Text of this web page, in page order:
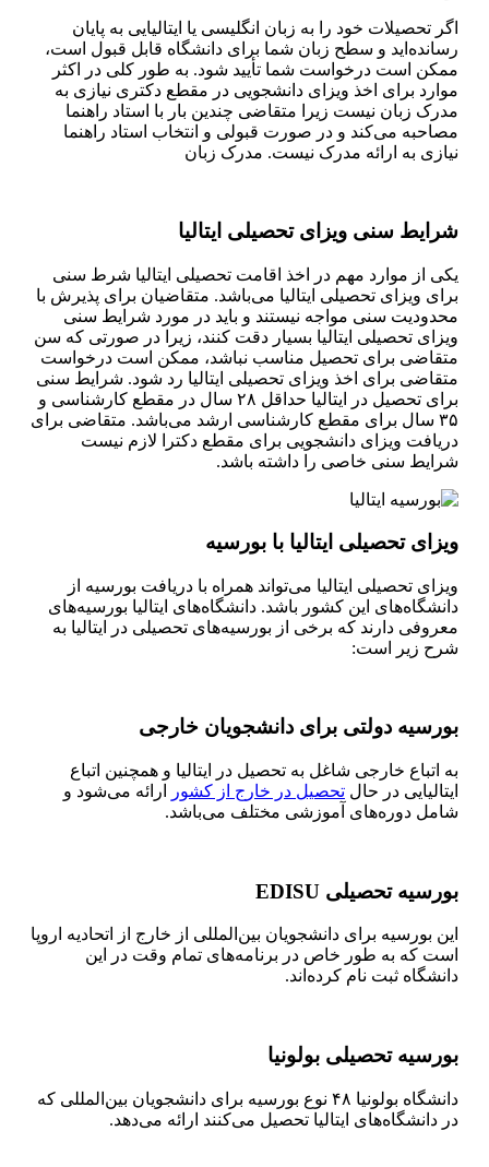
اگر تحصیلات خود را به زبان انگلیسی یا ایتالیایی به پایان
رسانده‌اید و سطح زبان شما برای دانشگاه قابل قبول است،
ممکن است درخواست شما تأیید شود. به طور کلی در اکثر
موارد برای اخذ ویزای دانشجویی در مقطع دکتری نیازی به
مدرک زبان نیست زیرا متقاضی چندین بار با استاد راهنما
مصاحبه می‌کند و در صورت قبولی و انتخاب استاد راهنما
نیازی به ارائه مدرک نیست. مدرک زبان
شرایط سنی ویزای تحصیلی ایتالیا
یکی از موارد مهم در اخذ اقامت تحصیلی ایتالیا شرط سنی
برای ویزای تحصیلی ایتالیا می‌باشد. متقاضیان برای پذیرش با
محدودیت سنی مواجه نیستند و باید در مورد شرایط سنی
ویزای تحصیلی ایتالیا بسیار دقت کنند، زیرا در صورتی که سن
متقاضی برای تحصیل مناسب نباشد، ممکن است درخواست
متقاضی برای اخذ ویزای تحصیلی ایتالیا رد شود. شرایط سنی
برای تحصیل در ایتالیا حداقل ۲۸ سال در مقطع کارشناسی و
۳۵ سال برای مقطع کارشناسی ارشد می‌باشد. متقاضی برای
دریافت ویزای دانشجویی برای مقطع دکترا لازم نیست
شرایط سنی خاصی را داشته باشد.
ویزای تحصیلی ایتالیا با بورسیه
ویزای تحصیلی ایتالیا می‌تواند همراه با دریافت بورسیه از
دانشگاه‌های این کشور باشد. دانشگاه‌های ایتالیا بورسیه‌های
معروفی دارند که برخی از بورسیه‌های تحصیلی در ایتالیا به
شرح زیر است:
بورسیه دولتی برای دانشجویان خارجی
به اتباع خارجی شاغل به تحصیل در ایتالیا و همچنین اتباع
ایتالیایی در حال تحصیل در خارج از کشور
ارائه می‌شود و
شامل دوره‌های آموزشی مختلف می‌باشد.
بورسیه تحصیلی EDISU
این بورسیه برای دانشجویان بین‌المللی از خارج از اتحادیه اروپا
است که به طور خاص در برنامه‌های تمام وقت در این
دانشگاه ثبت نام کرده‌اند.
بورسیه تحصیلی بولونیا
دانشگاه بولونیا ۴۸ نوع بورسیه برای دانشجویان بین‌المللی که
در دانشگاه‌های ایتالیا تحصیل می‌کنند ارائه می‌دهد.